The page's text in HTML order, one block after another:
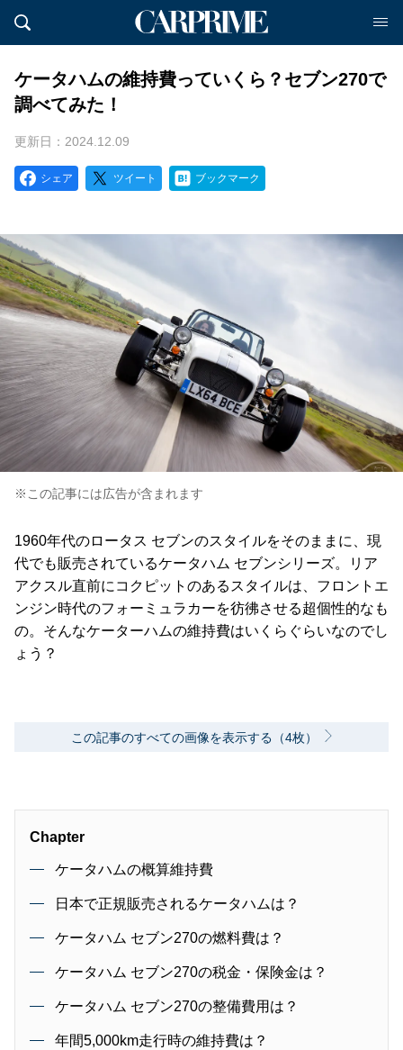
ケータハムの維持費っていくら？セブン270で
調べてみた！
更新日：2024.12.09
シェア ツイート ブックマーク
※この記事には広告が含まれます
1960年代のロータス セブンのスタイルをそのままに、現
代でも販売されているケータハム セブンシリーズ。リア
アクスル直前にコクピットのあるスタイルは、フロントエ
ンジン時代のフォーミュラカーを彷彿させる超個性的なも
の。そんなケーターハムの維持費はいくらぐらいなのでし
ょう？
この記事のすべての画像を表示する（4枚）
Chapter
ケータハムの概算維持費
日本で正規販売されるケータハムは？
ケータハム セブン270の燃料費は？
ケータハム セブン270の税金・保険金は？
ケータハム セブン270の整備費用は？
年間5,000km走行時の維持費は？